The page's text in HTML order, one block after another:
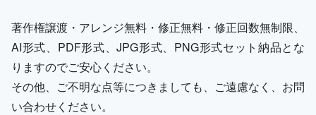
著作権譲渡・アレンジ無料・修正無料・修正回数無制限、
AI形式、PDF形式、JPG形式、PNG形式セット納品とな
りますのでご安心ください。
その他、ご不明な点等につきましても、ご遠慮なく、お問
い合わせください。